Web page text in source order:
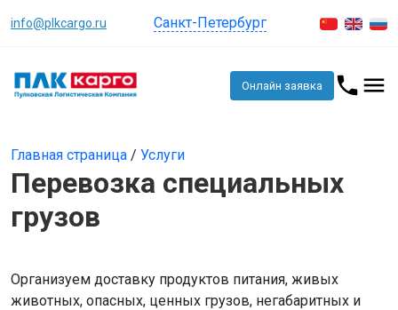
info@plkcargo.ru Санкт-Петербург
Онлайн заявка
Главная страница / Услуги
Перевозка специальных
грузов
Организуем доставку продуктов питания, живых
животных, опасных, ценных грузов, негабаритных и